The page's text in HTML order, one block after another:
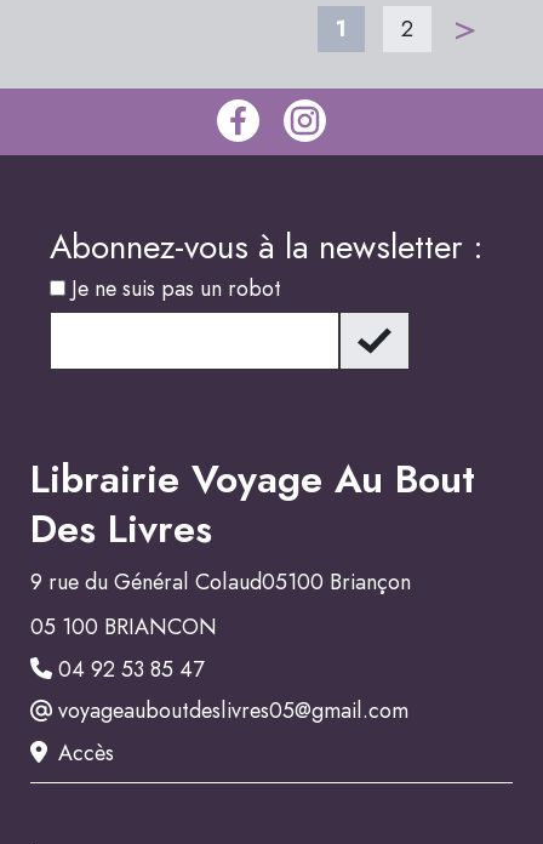
1 2 >
Abonnez-vous à la newsletter :
Je ne suis pas un robot
Librairie Voyage Au Bout
Des Livres
9 rue du Général Colaud05100 Briançon
05 100 BRIANCON
04 92 53 85 47
voyageauboutdeslivres05@gmail.com
Accès